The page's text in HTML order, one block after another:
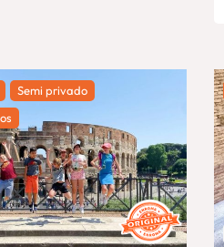
Semi privado